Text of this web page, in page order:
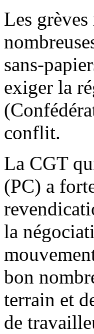
Les
sans-
exiger la
conflit.
La CGT
(PC) a
la
bon
terrain et
de